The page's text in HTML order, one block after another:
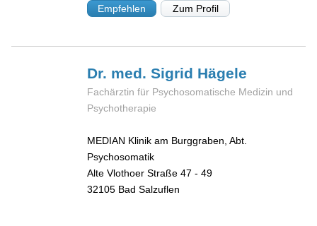
Empfehlen Zum Profil
Dr. med. Sigrid Hägele
Fachärztin für Psychosomatische Medizin und
Psychotherapie
MEDIAN Klinik am Burggraben, Abt.
Psychosomatik
Alte Vlothoer Straße 47 - 49
32105 Bad Salzuflen